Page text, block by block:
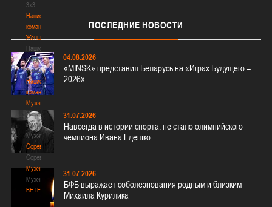
3х3
Национальная
команда.
Женщины
Национальная
команда.
Женщины
Национальная
команда.
Мужчины
Национальная
команда.
Мужчины
Соревнования
Соревнования
Мужчины
Мужчины
BETERA
-
ПОСЛЕДНИЕ НОВОСТИ
04.08.2026
«MINSK» представил Беларусь на «Играх Будущего –
2026»
31.07.2026
Навсегда в истории спорта: не стало олимпийского
чемпиона Ивана Едешко
31.07.2026
БФБ выражает соболезнования родным и близким
Михаила Курилика